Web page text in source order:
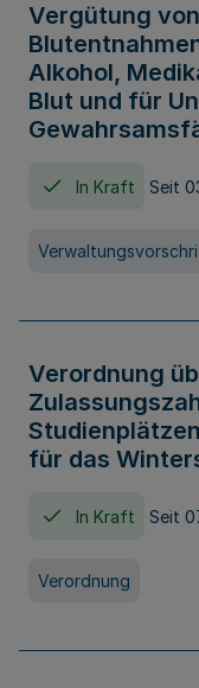
Vergütung
Alkohol,
Blut und für
In Kraft Seit
Verordnung
für das
In Kraft Seit
Verordnung